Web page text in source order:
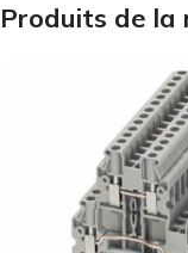
Produits de la